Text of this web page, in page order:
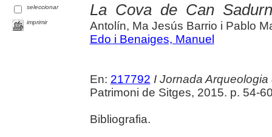
seleccionar
imprimir
La Cova de Can
Antolín, Ma Jesús Barrio i Pablo
Edo i Benaiges, Manuel
En: 217792 I Jornada
Patrimoni de Sitges, 2015. p. 54-
Bibliografia.